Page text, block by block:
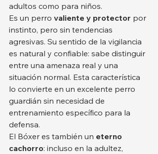
adultos como para niños.
Es un perro valiente y protector por
instinto, pero sin tendencias
agresivas. Su sentido de la vigilancia
es natural y confiable: sabe distinguir
entre una amenaza real y una
situación normal. Esta característica
lo convierte en un excelente perro
guardián sin necesidad de
entrenamiento específico para la
defensa.
El Bóxer es también un eterno
cachorro: incluso en la adultez,